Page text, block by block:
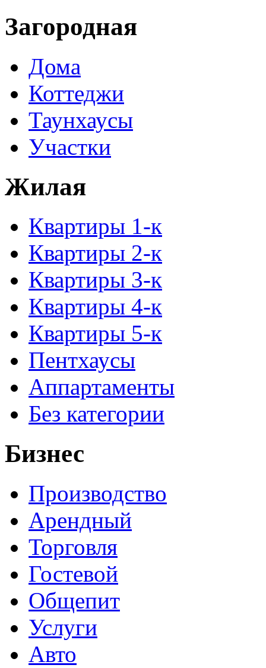
Загородная
Дома
Коттеджи
Таунхаусы
Участки
Жилая
Квартиры 1-к
Квартиры 2-к
Квартиры 3-к
Квартиры 4-к
Квартиры 5-к
Пентхаусы
Аппартаменты
Без категории
Бизнес
Производство
Арендный
Торговля
Гостевой
Общепит
Услуги
Авто